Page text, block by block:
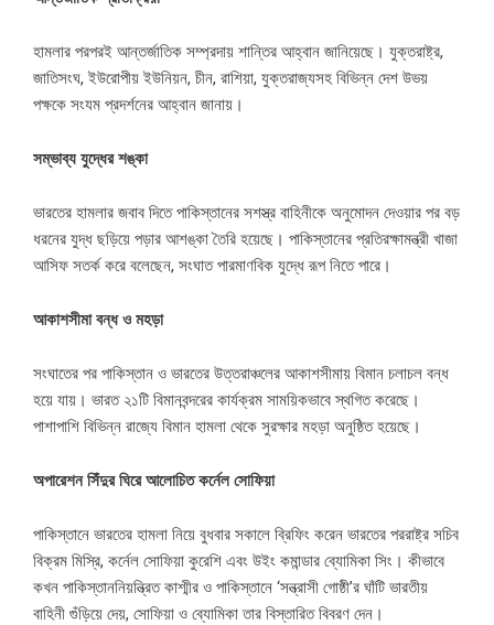
হামলার পরপরই আন্তর্জাতিক সম্প্রদায় শান্তির আহ্বান জানিয়েছে। যুক্তরাষ্ট্র,
জাতিসংঘ, ইউরোপীয় ইউনিয়ন, চীন, রাশিয়া, যুক্তরাজ্যসহ বিভিন্ন দেশ উভয়
পক্ষকে সংযম প্রদর্শনের আহ্বান জানায়।
সম্ভাব্য যুদ্ধের শঙ্কা
ভারতের হামলার জবাব দিতে পাকিস্তানের সশস্ত্র বাহিনীকে অনুমোদন দেওয়ার পর বড়
ধরনের যুদ্ধ ছড়িয়ে পড়ার আশঙ্কা তৈরি হয়েছে। পাকিস্তানের প্রতিরক্ষামন্ত্রী খাজা
আসিফ সতর্ক করে বলেছেন, সংঘাত পারমাণবিক যুদ্ধে রূপ নিতে পারে।
আকাশসীমা বন্ধ ও মহড়া
সংঘাতের পর পাকিস্তান ও ভারতের উত্তরাঞ্চলের আকাশসীমায় বিমান চলাচল বন্ধ
হয়ে যায়। ভারত ২১টি বিমানবন্দরের কার্যক্রম সাময়িকভাবে স্থগিত করেছে।
পাশাপাশি বিভিন্ন রাজ্যে বিমান হামলা থেকে সুরক্ষার মহড়া অনুষ্ঠিত হয়েছে।
অপারেশন সিঁদুর ঘিরে আলোচিত কর্নেল সোফিয়া
পাকিস্তানে ভারতের হামলা নিয়ে বুধবার সকালে ব্রিফিং করেন ভারতের পররাষ্ট্র সচিব
বিক্রম মিস্রি, কর্নেল সোফিয়া কুরেশি এবং উইং কমান্ডার ব্যোমিকা সিং। কীভাবে
কখন পাকিস্তাননিয়ন্ত্রিত কাশ্মীর ও পাকিস্তানে ‘সন্ত্রাসী গোষ্ঠী’র ঘাঁটি ভারতীয়
বাহিনী গুঁড়িয়ে দেয়, সোফিয়া ও ব্যোমিকা তার বিস্তারিত বিবরণ দেন।